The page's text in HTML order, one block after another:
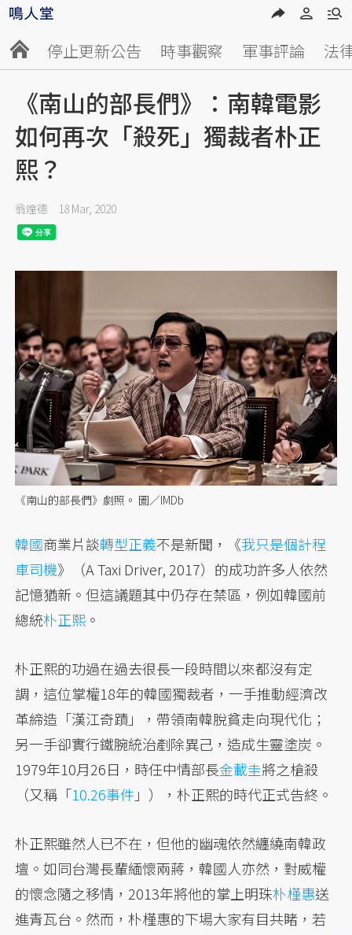
停止更新公告 時事觀察 軍事評論 法
《南山的部長們》：南韓電影
如何再次「殺死」獨裁者朴正
熙？
翁煌德 18 Mar, 2020
《南山的部長們》劇照。 圖／IMDb
韓國商業片談轉型正義不是新聞，《我只是個計程
車司機》（A Taxi Driver, 2017）的成功許多人依然
記憶猶新。但這議題其中仍存在禁區，例如韓國前
總統朴正熙 。
朴正熙的功過在過去很長一段時間以來都沒有定
調，這位掌權18年的韓國獨裁者，一手推動經濟改
革締造「漢江奇蹟」，帶領南韓脫貧走向現代化；
另一手卻實行鐵腕統治剷除異己，造成生靈塗炭。
1979年10月26日，時任中情部長金載圭將之槍殺
（又稱「10.26事件 」），朴正熙的時代正式告終。
朴正熙雖然人已不在，但他的幽魂依然纏繞南韓政
壇。如同台灣長輩緬懷兩蔣，韓國人亦然，對威權
的懷念隨之移情，2013年將他的掌上明珠朴槿惠送
進青瓦台。然而，朴槿惠的下場大家有目共睹，若